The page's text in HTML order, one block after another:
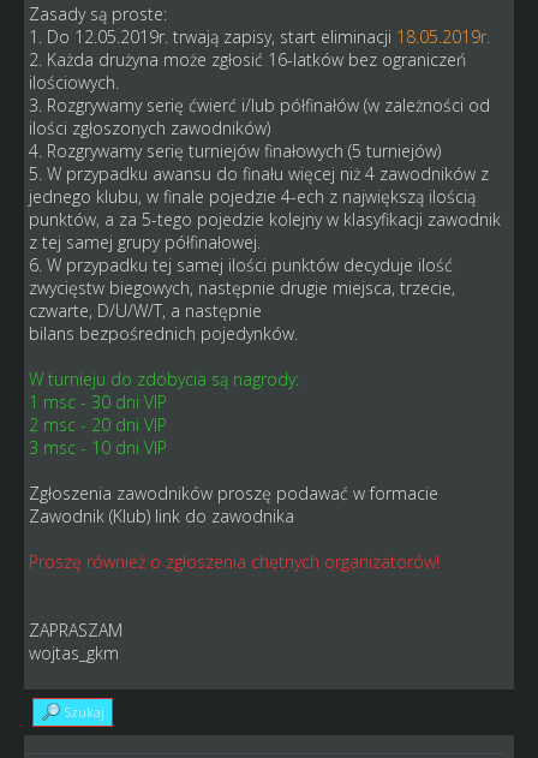
Zasady są proste:
1. Do 12.05.2019r. trwają zapisy, start eliminacji 18.05.2019r.
2. Każda drużyna może zgłosić 16-latków bez ograniczeń
ilościowych.
3. Rozgrywamy serię ćwierć i/lub półfinałów (w zależności od
ilości zgłoszonych zawodników)
4. Rozgrywamy serię turniejów finałowych (5 turniejów)
5. W przypadku awansu do finału więcej niż 4 zawodników z
jednego klubu, w finale pojedzie 4-ech z największą ilością
punktów, a za 5-tego pojedzie kolejny w klasyfikacji zawodnik
z tej samej grupy półfinałowej.
6. W przypadku tej samej ilości punktów decyduje ilość
zwycięstw biegowych, następnie drugie miejsca, trzecie,
czwarte, D/U/W/T, a następnie
bilans bezpośrednich pojedynków.
W turnieju do zdobycia są nagrody:
1 msc - 30 dni VIP
2 msc - 20 dni VIP
3 msc - 10 dni VIP
Zgłoszenia zawodników proszę podawać w formacie
Zawodnik (Klub) link do zawodnika
Proszę również o zgłoszenia chętnych organizatorów!
ZAPRASZAM
wojtas_gkm
Szukaj